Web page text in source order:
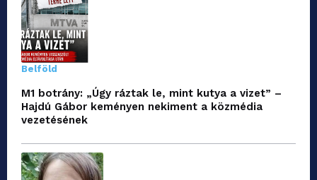
Belföld
M1 botrány: „Úgy ráztak le, mint kutya a vizet” –
Hajdú Gábor keményen nekiment a közmédia
vezetésének